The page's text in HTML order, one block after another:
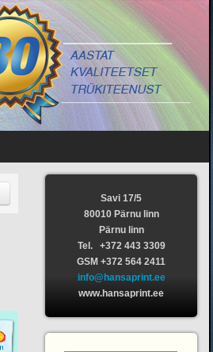
Savi 17/5
80010 Pärnu linn
Pärnu linn
Tel. +372 443 3309
GSM +372 564 2411
info@hansaprint.ee
www.hansaprint.ee